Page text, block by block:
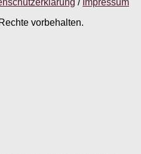
/ Impressum
vorbehalten.